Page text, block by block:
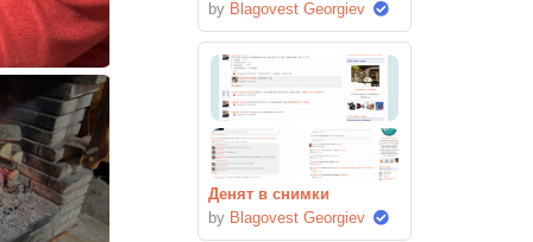
by Blagovest Georgiev
Денят в снимки
by Blagovest Georgiev